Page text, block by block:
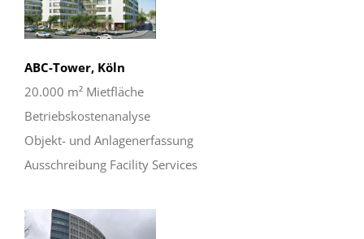
ABC-Tower, Köln
20.000 m² Mietfläche
Betriebskostenanalyse
Objekt- und Anlagenerfassung
Ausschreibung Facility Services